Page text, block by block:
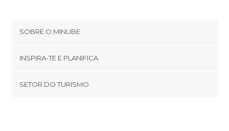
SOBRE O MINUBE
Términos e Condições
INSPIRA-TE E PLANIFICA
SETOR DO TURISMO